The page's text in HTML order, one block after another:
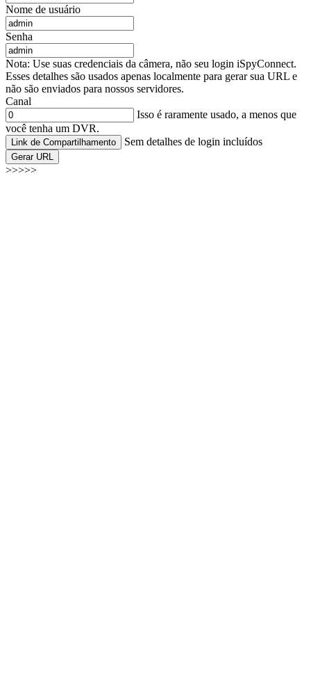
Nome de usuário
Senha
Nota: Use suas credenciais da câmera, não seu login iSpyConnect.
Esses detalhes são usados apenas localmente para gerar sua URL e
não são enviados para nossos servidores.
Canal
Isso é raramente usado, a menos que
você tenha um DVR.
Link de Compartilhamento Sem detalhes de login incluídos
Gerar URL
>>>>>